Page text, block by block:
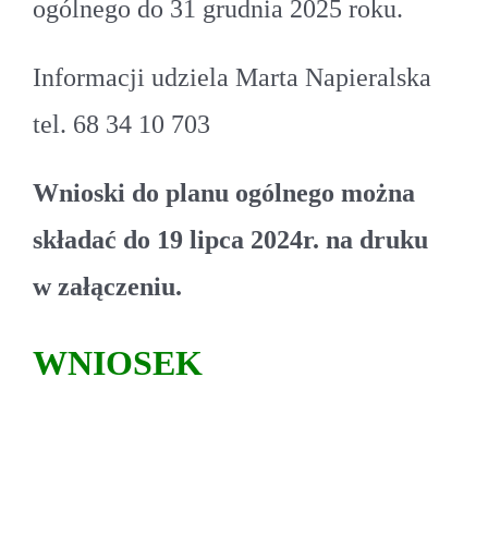
ogólnego do 31 grudnia 2025 roku.
Informacji udziela Marta Napieralska
tel. 68 34 10 703
Wnioski do planu ogólnego można
składać do 19 lipca 2024r. na druku
w załączeniu.
WNIOSEK